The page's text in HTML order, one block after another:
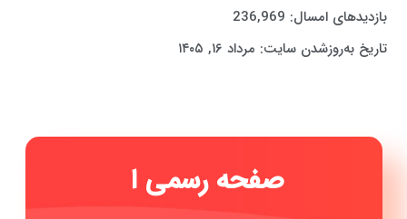
بازدیدهای امسال: 236,969
تاریخ به‌روزشدن سایت: مرداد ۱۶, ۱۴۰۵
صفح|